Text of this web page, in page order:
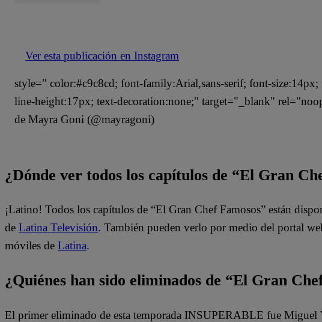
Ver esta publicación en Instagram
style=" color:#c9c8cd; font-family:Arial,sans-serif; font-
line-height:17px; text-decoration:none;" target="_blank"
de Mayra Goni (@mayragoni)
¿Dónde ver todos los capítulos de “El Gran
¡Latino! Todos los capítulos de “El Gran Chef Famosos” están
de Latina Televisión. También pueden verlo por medio del portal
móviles de Latina.
¿Quiénes han sido eliminados de “El Gran
El primer eliminado de esta temporada INSUPERABLE fue Miguel